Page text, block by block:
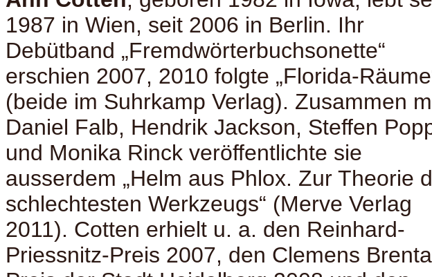
1987 in Wien, seit 2006 in Berlin. Ihr
Debütband „Fremdwörterbuchsonette“
erschien 2007, 2010 folgte „Florida-
(beide im Suhrkamp Verlag). Zusammen
Daniel Falb, Hendrik Jackson, Steffen
und Monika Rinck veröffentlichte sie
ausserdem „Helm aus Phlox. Zur Theorie
schlechtesten Werkzeugs“ (Merve Verlag
2011). Cotten erhielt u. a. den Reinhard-
Priessnitz-Preis 2007, den Clemens